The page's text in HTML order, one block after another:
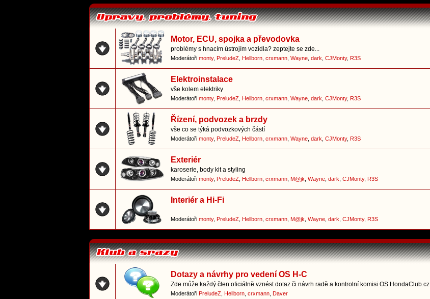
Motor, ECU, spojka a převodovka
problémy s hnacím ústrojím vozidla? zeptejte se zde...
Moderátoři monty, PreludeZ, Hellborn, crxmann, Wayne, dark CJMonty, R3S
Elektroinstalace
vše kolem elektriky
Moderátoři monty, PreludeZ, Hellborn, crxmann, Wayne, dark CJMonty, R3S
Řízení, podvozek a brzdy
vše co se týká podvozkových částí
Moderátoři monty, PreludeZ, Hellborn, crxmann, Wayne, dark CJMonty, R3S
Exteriér
karoserie, body kit a styling
Moderátoři monty, PreludeZ, Hellborn, crxmann, M@jk Wayne, dark CJMonty, R3S
Interiér a Hi-Fi
Moderátoři monty, PreludeZ, Hellborn, crxmann, M@jk Wayne, dark CJMonty, R3S
Dotazy a návrhy pro vedení OS H-C
Zde může každý člen oficiálně vznést dotaz či návrh radě a kontrolní komisi OS HondaClub.cz
Moderátoři PreludeZ, Hellborn, crxmann, Daver